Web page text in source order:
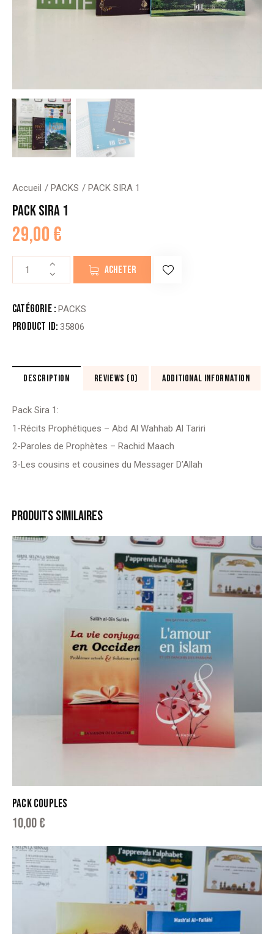
Accueil PACKS PACK SIRA 1
PACK SIRA 1
29,00€
SIRA
ACHETER
Catégorie :PACKS
Product ID:35806
DESCRIPTION REVIEWS (0) ADDITIONAL INFORMATION
Pack Sira 1:
1-Récits Prophétiques – Abd Al Wahhab Al Tariri
2-Paroles de Prophètes – Rachid Maach
3-Les cousins et cousines du Messager D’Allah
PRODUITS SIMILAIRES
PACK COUPLES
10,00€